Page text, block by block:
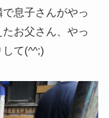
息子さんがやっ
お父さん、やっ
て(^^;)